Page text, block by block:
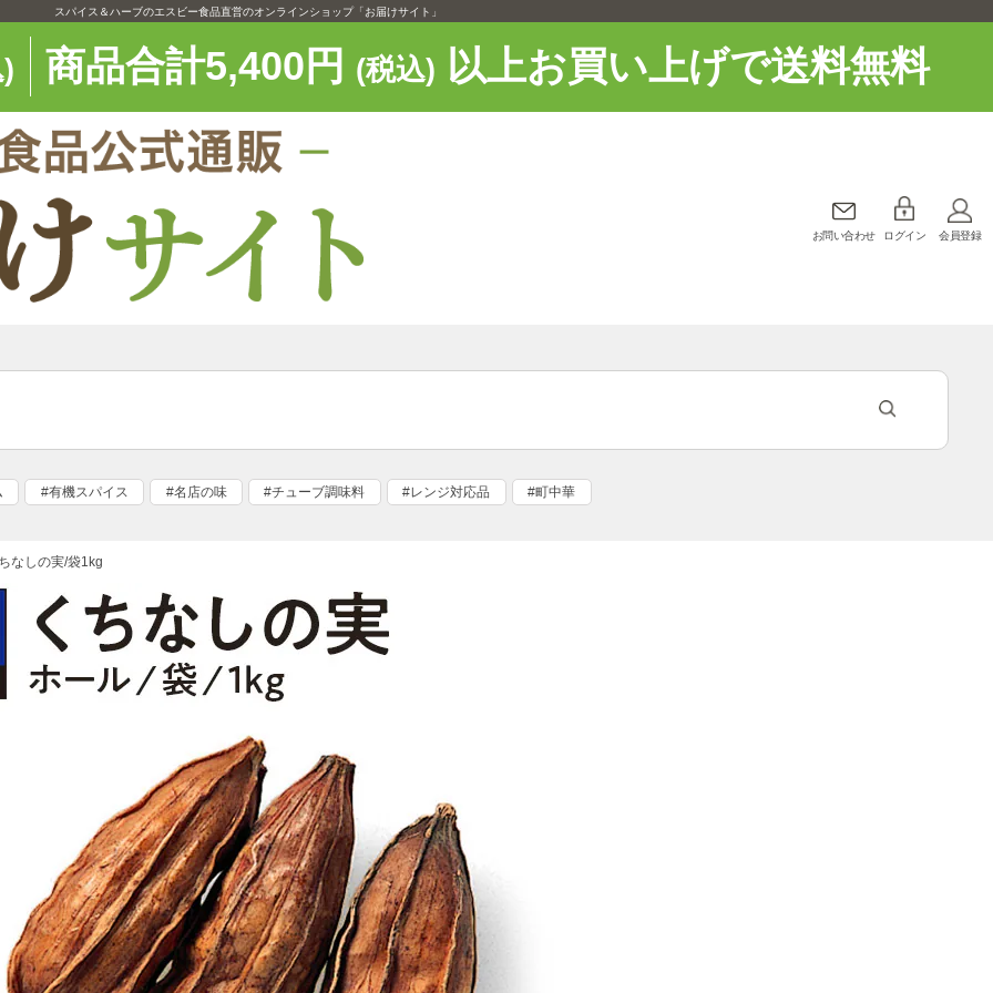
スパイス＆ハーブのエスビー食品直営のオンラインショップ「お届けサイト」
商品合計5,400円 (税込) 以上お買い上げで送料無料
お問い合わせ ログイン 会員登録
#有機スパイス #名店の味 #チューブ調味料 #レンジ対応品 #町中華
なしの実/袋1kg